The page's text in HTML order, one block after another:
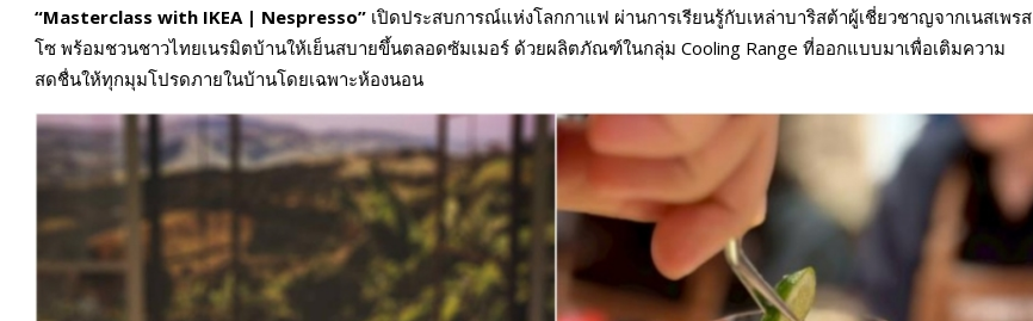
“Masterclass with IKEA | Nespresso” เปิดประสบการณ์แห่งโลกกาแฟ ผ่านการเรียนรู้กับเหล่าบาริสต้าผู้เชี่ยวชาญจากเนสเพรส
โซ พร้อมชวนชาวไทยเนรมิตบ้านให้เย็นสบายขึ้นตลอดซัมเมอร์ ด้วยผลิตภัณฑ์ในกลุ่ม Cooling Range ที่ออกแบบมาเพื่อเติมความ
สดชื่นให้ทุกมุมโปรดภายในบ้านโดยเฉพาะห้องนอน